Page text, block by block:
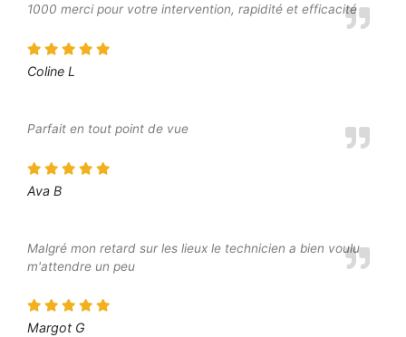
1000 merci pour votre intervention, rapidité et efficacité
Coline L
Parfait en tout point de vue
Ava B
Malgré mon retard sur les lieux le technicien a bien voulu
m'attendre un peu
Margot G